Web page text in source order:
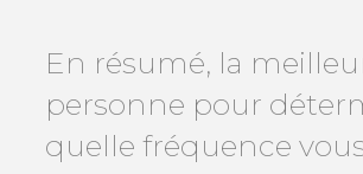
En résumé, la
personne pour
quelle fréquence